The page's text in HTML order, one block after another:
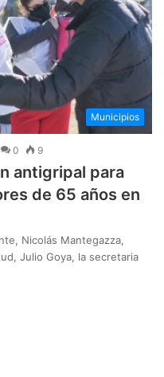
Municipios
0 9
antigripal para
de 65 años en
Nicolás Mantegazza,
Julio Goya, la secretaria